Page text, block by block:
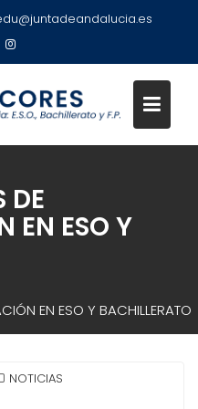
DE
EN ESO Y
EN ESO Y BACHILLERATO
NOTICIAS